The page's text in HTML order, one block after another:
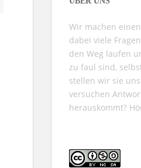
Wir machen
dabei viele
den Weg laufen
zu faul sind,
stellen wir sie
versuchen
herauskommt?